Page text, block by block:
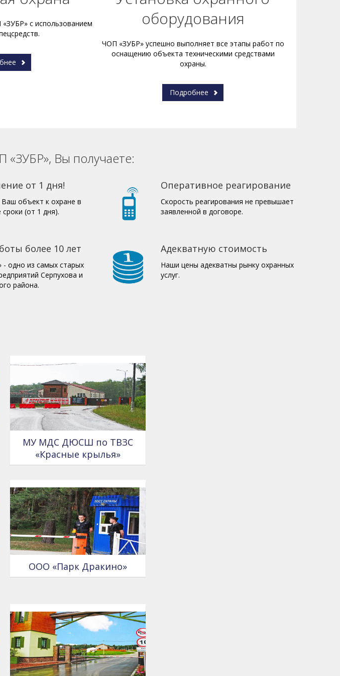
с использованием
оборудования
ЧОП «ЗУБР» успешно выполняет все этапы работ по
оснащению объекта техническими средствами
охраны.
Подробнее
«ЗУБР», Вы получаете:
от 1 дня!
объект к охране в
(от 1 дня).
Оперативное реагирование
Скорость реагирования не превышает
заявленной в договоре.
более 10 лет
одно из самых старых
Серпухова и
района.
Адекватную стоимость
Наши цены адекватны рынку охранных
услуг.
МУ МДС ДЮСШ по ТВЗС
«Красные крылья»
ООО «Парк Дракино»